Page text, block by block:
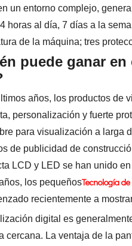
un entorno complejo,
horas al día, 7 días a la
de la máquina; tres
puede ganar
años, los productos de
personalización y fuerte
para visualización a larga
de publicidad de
LCD y LED se han unido
los pequeñosTecnología
recientemente a
digital es
cercana. La ventaja de la